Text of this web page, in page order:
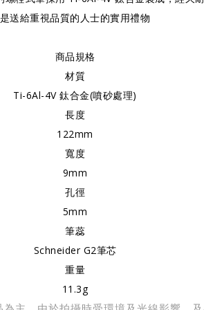
是送給重視品質的人士的實用禮物
商品規格
材質
Ti-6Al-4V 鈦合金(噴砂處理)
長度
122mm
寬度
9mm
孔徑
5mm
筆蕊
Schneider G2筆芯
重量
11.3g